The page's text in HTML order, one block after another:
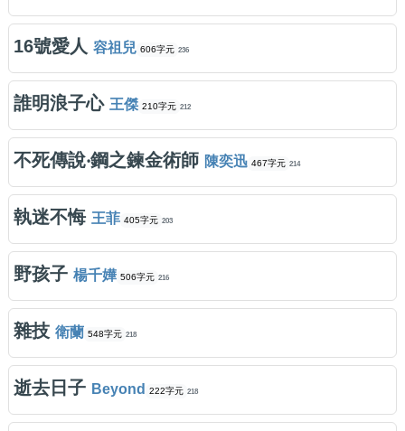
16號愛人 容祖兒 606字元 236
誰明浪子心 王傑 210字元 212
不死傳說‧鋼之鍊金術師 陳奕迅 467字元 214
執迷不悔 王菲 405字元 203
野孩子 楊千嬅 506字元 216
雜技 衛蘭 548字元 218
逝去日子 Beyond 222字元 218